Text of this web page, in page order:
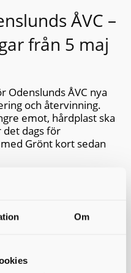
Om
ÅVC –
från 5 maj
Odenslunds ÅVC nya
och återvinning.
emot, hårdplast ska
det dags för
Grönt kort sedan
inte längre emot
nya rutiner på